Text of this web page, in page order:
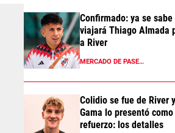
del día
Confirmado: ya se sabe
viajará Thiago Almada
a River
MERCADO DE PASES 2026
Colidio se fue de River
Gama lo presentó
refuerzo: los detalles